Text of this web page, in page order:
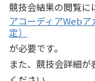
競技会結果の閲覧に
アコーディアWeb
定）
が必要です。
また、競技会詳細